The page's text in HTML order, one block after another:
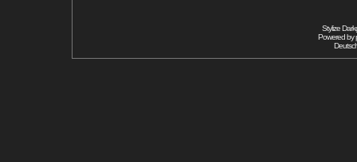
Stylize
Powered by